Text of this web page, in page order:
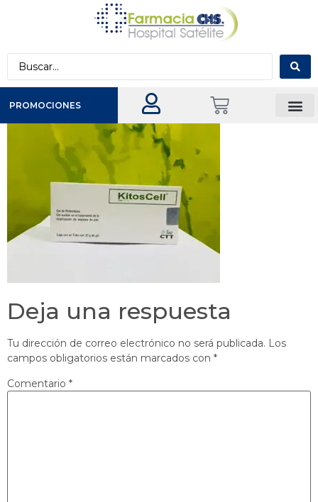
PROMOCIONES
Deja una respuesta
Tu dirección de correo electrónico no será publicada. Los
campos obligatorios están marcados con *
Comentario *